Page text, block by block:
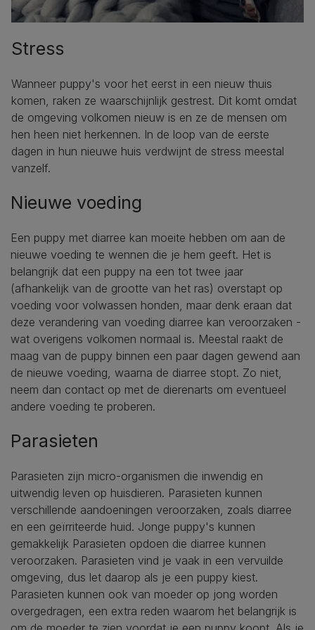
Stress
Wanneer puppy's voor het eerst in een nieuw thuis
komen, raken ze waarschijnlijk gestrest. Dit komt omdat
de omgeving volkomen nieuw is en ze de mensen om
hen heen niet herkennen. In de loop van de eerste
dagen in hun nieuwe huis verdwijnt de stress meestal
vanzelf.
Nieuwe voeding
Een puppy met diarree kan moeite hebben om aan de
nieuwe voeding te wennen die je hem geeft. Het is
belangrijk dat een puppy na een tot twee jaar
(afhankelijk van de grootte van het ras) overstapt op
voeding voor volwassen honden, maar denk eraan dat
deze verandering van voeding diarree kan veroorzaken -
wat overigens volkomen normaal is. Meestal raakt de
maag van de puppy binnen een paar dagen gewend aan
de nieuwe voeding, waarna de diarree stopt. Zo niet,
neem dan contact op met de dierenarts om eventueel
andere voeding te proberen.
Parasieten
Parasieten zijn micro-organismen die inwendig en
uitwendig leven op huisdieren. Parasieten kunnen
verschillende aandoeningen veroorzaken, zoals diarree
en een geïrriteerde huid. Jonge puppy's kunnen
gemakkelijk Parasieten opdoen die diarree kunnen
veroorzaken. Parasieten vind je vaak in een vervuilde
omgeving, dus let daarop als je een puppy kiest.
Parasieten kunnen ook van moeder op jong worden
overgedragen, een extra reden waarom het belangrijk is